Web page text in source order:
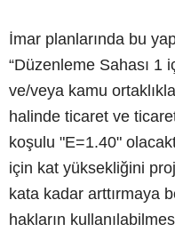
İmar planlarında bu
“Düzenleme Sahası 1
ve/veya kamu
halinde ticaret ve
koşulu "E=1.40"
için kat yüksekliğini
kata kadar arttırmaya
hakların